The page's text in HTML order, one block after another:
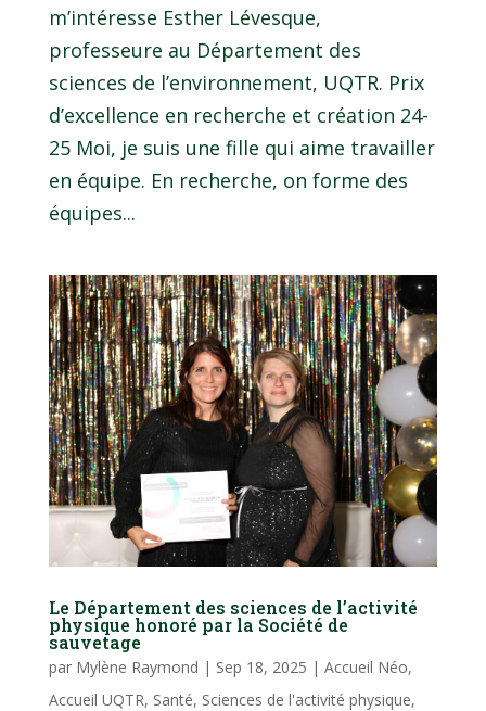
m’intéresse Esther Lévesque,
professeure au Département des
sciences de l’environnement, UQTR. Prix
d’excellence en recherche et création 24-
25 Moi, je suis une fille qui aime travailler
en équipe. En recherche, on forme des
équipes...
Le Département des sciences de l’activité
physique honoré par la Société de
sauvetage
par Mylène Raymond | Sep 18, 2025 | Accueil Néo,
Accueil UQTR, Santé, Sciences de l'activité physique,